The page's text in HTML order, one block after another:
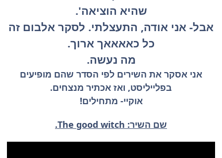
שהיא הוציאה'.
אבל- אני אודה, התעצלתי. לסקר אלבום זה
כל כאאאאך ארוך.
מה נעשה.
אני אסקר את השירים לפי הסדר שהם מופיעים
בפלייליסט, ואז אכתיר מנצחים.
אוקיי- מתחילים!
שם השיר: The good witch.